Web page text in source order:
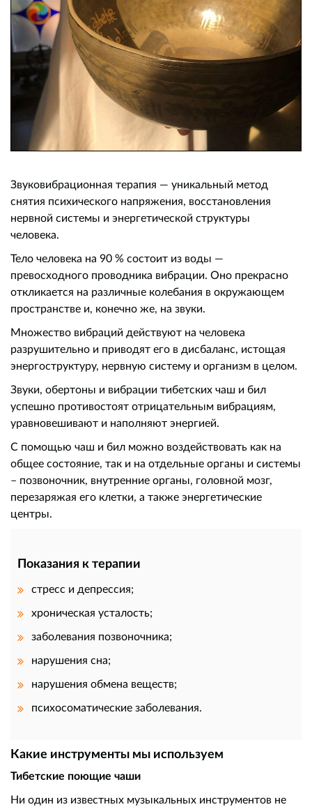
Звуковибрационная терапия — уникальный метод
снятия психического напряжения, восстановления
нервной системы и энергетической структуры
человека.
Тело человека на 90 % состоит из воды —
превосходного проводника вибрации. Оно прекрасно
откликается на различные колебания в окружающем
пространстве и, конечно же, на звуки.
Множество вибраций действуют на человека
разрушительно и приводят его в дисбаланс, истощая
энергоструктуру, нервную систему и организм в целом.
Звуки, обертоны и вибрации тибетских чаш и бил
успешно противостоят отрицательным вибрациям,
уравновешивают и наполняют энергией.
С помощью чаш и бил можно воздействовать как на
общее состояние, так и на отдельные органы и системы
– позвоночник, внутренние органы, головной мозг,
перезаряжая его клетки, а также энергетические
центры.
Показания к терапии
стресс и депрессия;
хроническая усталость;
заболевания позвоночника;
нарушения сна;
нарушения обмена веществ;
психосоматические заболевания.
Какие инструменты мы используем
Тибетские поющие чаши
Ни один из известных музыкальных инструментов не